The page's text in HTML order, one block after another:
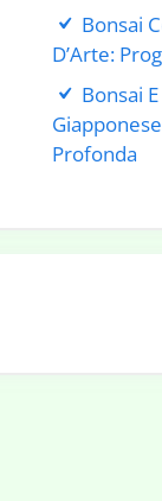
Bonsai
D’Arte:
Bonsai
Profonda